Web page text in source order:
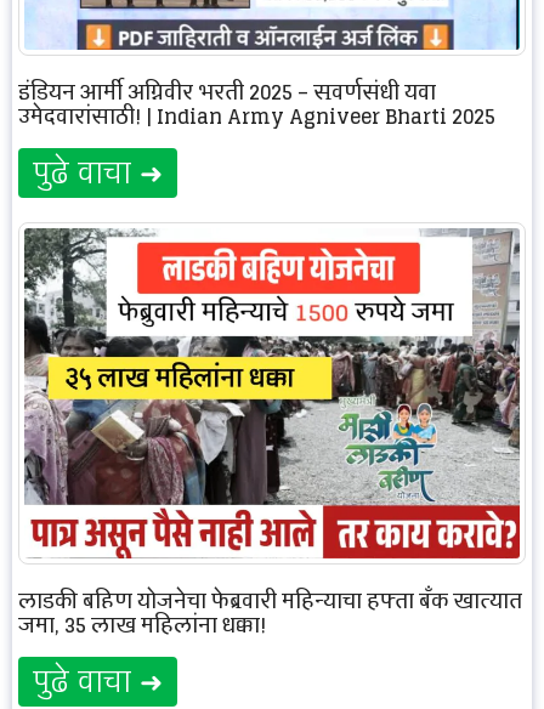
इंडियन आर्मी अग्निवीर भरती 2025 – सुवर्णसंधी युवा
उमेदवारांसाठी! | Indian Army Agniveer Bharti 2025
पुढे वाचा ➜
लाडकी बहिण योजनेचा फेब्रुवारी महिन्याचा हफ्ता बँक खात्यात
जमा, 35 लाख महिलांना धक्का!
पुढे वाचा ➜